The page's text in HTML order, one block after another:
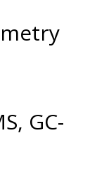
GC-